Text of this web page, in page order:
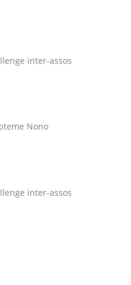
inter-assos
Nono
inter-assos